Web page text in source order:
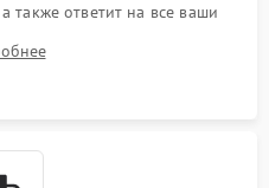
также ответит на все ваши